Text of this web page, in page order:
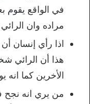
في الواقع يقوم
مراده وان
اذا رأي إنسان
هذا أن الرائي
الأخرين كما انه
من يري انه